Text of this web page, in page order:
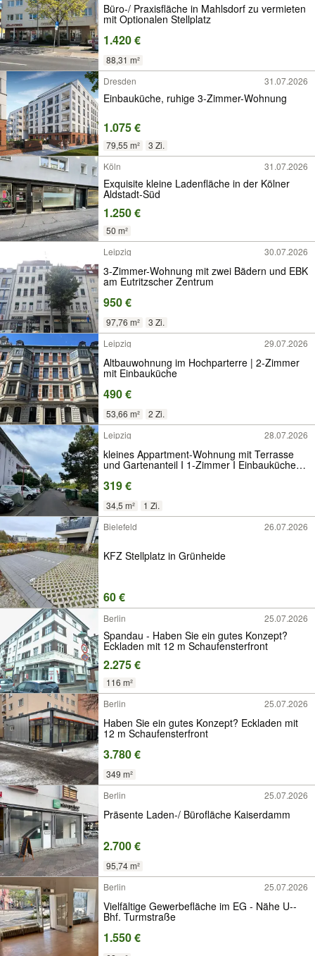
Büro-/ Praxisfläche in Mahlsdorf zu vermieten
mit Optionalen Stellplatz
1.420 €
88,31 m²
Dresden
31.07.2026
Einbauküche, ruhige 3-Zimmer-Wohnung
1.075 €
79,55 m²
3 Zi.
Köln
31.07.2026
Exquisite kleine Ladenfläche in der Kölner
Aldstadt-Süd
1.250 €
50 m²
Leipzig
30.07.2026
3-Zimmer-Wohnung mit zwei Bädern und EBK
am Eutritzscher Zentrum
950 €
97,76 m²
3 Zi.
Leipzig
29.07.2026
Altbauwohnung im Hochparterre | 2-Zimmer
mit Einbauküche
490 €
53,66 m²
2 Zi.
Leipzig
28.07.2026
kleines Appartment-Wohnung mit Terrasse
und Gartenanteil I 1-Zimmer I Einbauküche I
319 €
34,5 m²
1 Zi.
Bielefeld
26.07.2026
KFZ Stellplatz in Grünheide
60 €
Berlin 25.07.2026
Spandau - Haben Sie ein gutes Konzept?
Eckladen mit 12 m Schaufensterfront
2.275 €
116 m²
Berlin
25.07.2026
Haben Sie ein gutes Konzept? Eckladen mit
12 m Schaufensterfront
3.780 €
349 m²
Berlin
25.07.2026
Präsente Laden-/ Bürofläche Kaiserdamm
2.700 €
95,74 m²
Berlin
25.07.2026
Vielfältige Gewerbefläche im EG - Nähe U--
Bhf. Turmstraße
1.550 €